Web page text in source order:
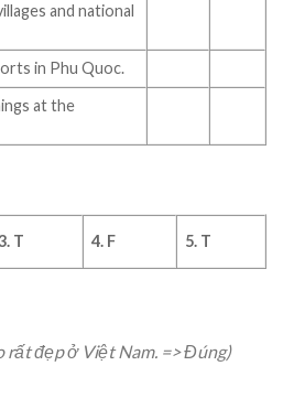
and national
in Phu Quoc.
at the
T 4. F 5. T
rất đẹp ở Việt Nam. => Đúng)